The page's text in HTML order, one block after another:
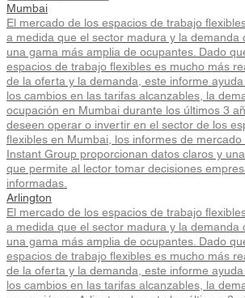
Mumbai
El mercado de los espacios de trabajo
a medida que el sector madura y la demanda
una gama más amplia de ocupantes. Dado
espacios de trabajo flexibles es mucho más
de la oferta y la demanda, este informe
los cambios en las tarifas alcanzables, la
ocupación en Mumbai durante los últimos 3
deseen operar o invertir en el sector de los
flexibles en Mumbai, los informes de
Instant Group proporcionan datos claros y
que permite al lector tomar decisiones
informadas.
Arlington
El mercado de los espacios de trabajo
a medida que el sector madura y la demanda
una gama más amplia de ocupantes. Dado
espacios de trabajo flexibles es mucho más
de la oferta y la demanda, este informe
los cambios en las tarifas alcanzables, la